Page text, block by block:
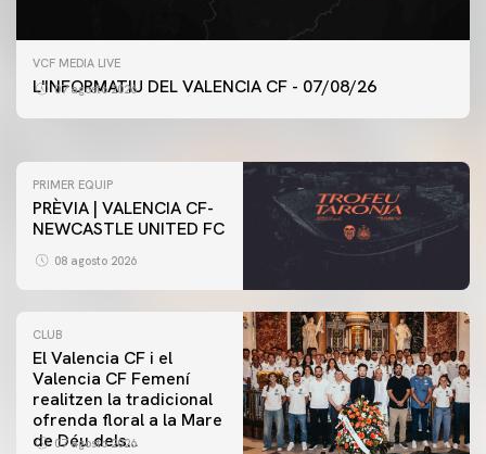
VCF MEDIA LIVE
L'INFORMATIU DEL VALENCIA CF - 07/08/26
07 agosto 2026
PRIMER EQUIP
ENTRENAMENT DEL VALENCIA CF 7/8/2026
PRIMER EQUIP
PRÈVIA | VALENCIA CF-
NEWCASTLE UNITED FC
08 agosto 2026
CLUB
El Valencia CF i el
Valencia CF Femení
realitzen la tradicional
ofrenda floral a la Mare
de Déu dels
07 agosto 2026